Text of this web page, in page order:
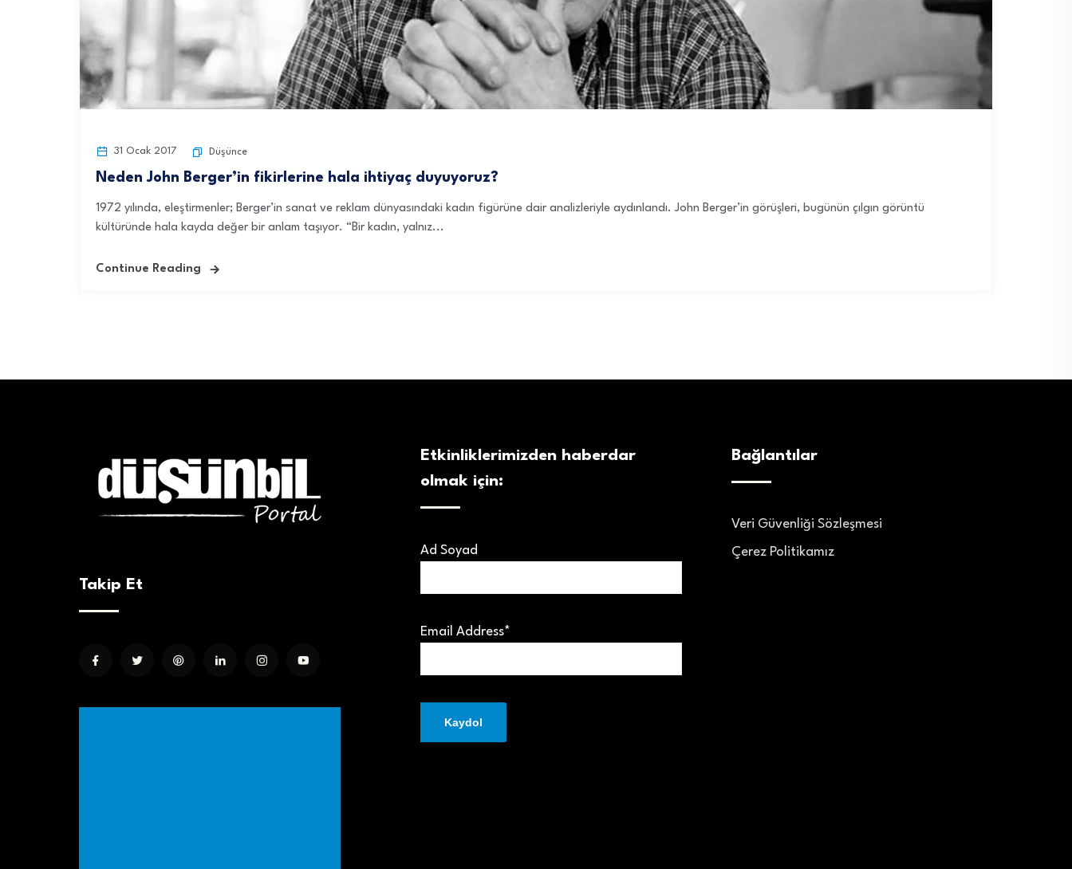
31 Ocak 2017 Düşünce
Neden John Berger’in fikirlerine hala ihtiyaç duyuyoruz?
1972 yılında, eleştirmenler; Berger’in sanat ve reklam dünyasındaki kadın figürüne dair analizleriyle aydınlandı. John Berger’in görüşleri, bugünün çılgın görüntü
kültüründe hala kayda değer bir anlam taşıyor. “Bir kadın, yalnız...
Continue Reading
Takip Et
Etkinliklerimizden haberdar
olmak için:
Ad Soyad
Email Address*
Bağlantılar
Veri Güvenliği Sözleşmesi
Çerez Politikamız